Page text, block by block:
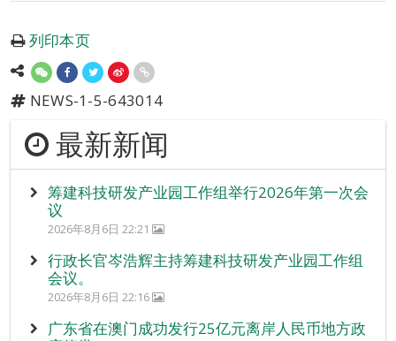
列印本页
NEWS-1-5-643014
最新新闻
筹建科技研发产业园工作组举行2026年第一次会
议
2026年8月6日 22:21
行政长官岑浩辉主持筹建科技研发产业园工作组
会议。
2026年8月6日 22:16
广东省在澳门成功发行25亿元离岸人民币地方政